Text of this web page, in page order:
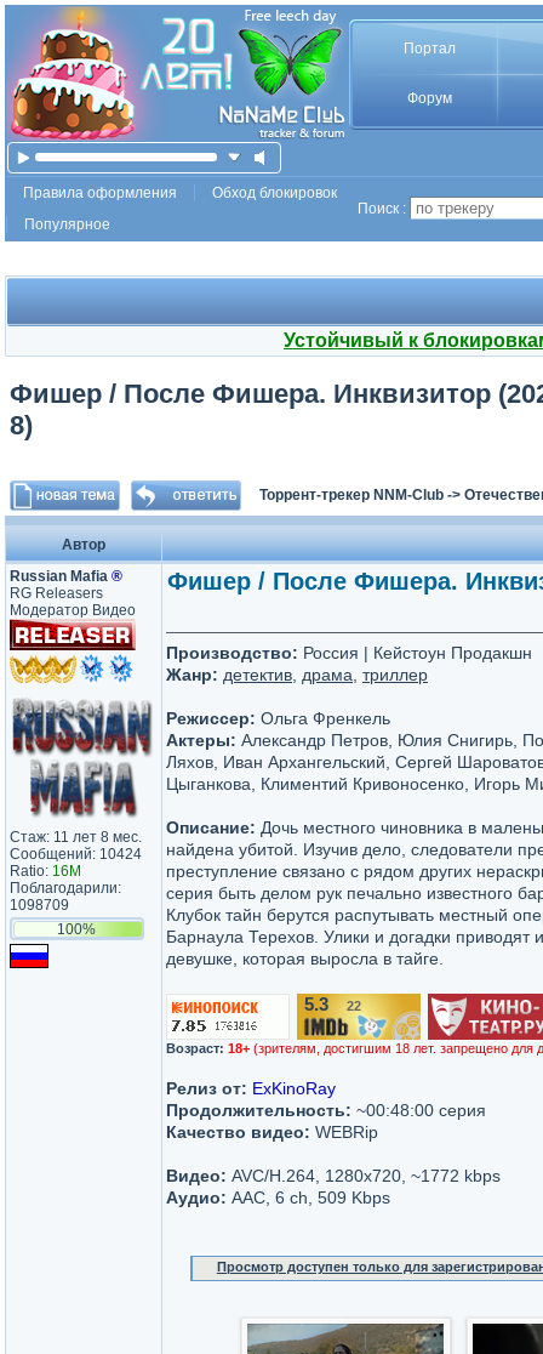
Портал
Форум
Правила оформления
Обход блокировок
Популярное
Поиск :
Устойчивый к
Фишер / После Фишера. Инквизитор
8)
Торрент-трекер NNM-Club ->
Автор
Russian Mafia ®
RG Releasers
Модератор Видео
Стаж: 11 лет 8 мес.
Сообщений: 10424
Ratio: 16M
Поблагодарили:
1098709
100%
Фишер / После Фишера.
Производство: Россия | Кейстоун Продакшн
Жанр: детектив драма триллер
Режиссер: Ольга Френкель
Актеры: Александр Петров, Юлия Снигирь,
Ляхов, Иван Архангельский, Сергей
Цыганкова, Климентий Кривоносенко, Игорь
Описание: Дочь местного чиновника в
найдена убитой. Изучив дело, следователи
преступление связано с рядом других
серия быть делом рук печально известного
Клубок тайн берутся распутывать местный
Барнаула Терехов. Улики и догадки приводят
девушке, которая выросла в тайге.
5.3 22
Возраст: 18+ (зрителям, достигшим 18 лет. запрещено для
Релиз от: ExKinoRay
Продолжительность: ~00:48:00 серия
Качество видео: WEBRip
Видео: AVC/H.264, 1280х720, ~1772 kbps
Аудио: AAC, 6 ch, 509 Kbps
Просмотр доступен только для